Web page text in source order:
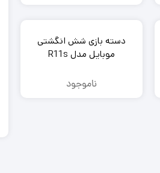
دسته بازی شش انگشتی
موبایل مدل R11s
ناموجود